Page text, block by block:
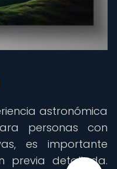
astronómica
personas con
es importante
previa detallada.